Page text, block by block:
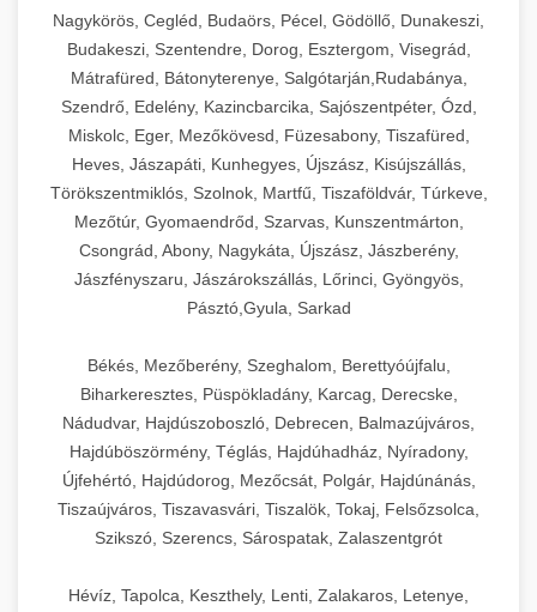
Nagykörös, Cegléd, Budaörs, Pécel, Gödöllő, Dunakeszi,
Budakeszi, Szentendre, Dorog, Esztergom, Visegrád,
Mátrafüred, Bátonyterenye, Salgótarján,Rudabánya,
Szendrő, Edelény, Kazincbarcika, Sajószentpéter, Ózd,
Miskolc, Eger, Mezőkövesd, Füzesabony, Tiszafüred,
Heves, Jászapáti, Kunhegyes, Újszász, Kisújszállás,
Törökszentmiklós, Szolnok, Martfű, Tiszaföldvár, Túrkeve,
Mezőtúr, Gyomaendrőd, Szarvas, Kunszentmárton,
Csongrád, Abony, Nagykáta, Újszász, Jászberény,
Jászfényszaru, Jászárokszállás, Lőrinci, Gyöngyös,
Pásztó,Gyula, Sarkad
Békés, Mezőberény, Szeghalom, Berettyóújfalu,
Biharkeresztes, Püspökladány, Karcag, Derecske,
Nádudvar, Hajdúszoboszló, Debrecen, Balmazújváros,
Hajdúböszörmény, Téglás, Hajdúhadház, Nyíradony,
Újfehértó, Hajdúdorog, Mezőcsát, Polgár, Hajdúnánás,
Tiszaújváros, Tiszavasvári, Tiszalök, Tokaj, Felsőzsolca,
Szikszó, Szerencs, Sárospatak, Zalaszentgrót
Hévíz, Tapolca, Keszthely, Lenti, Zalakaros, Letenye,